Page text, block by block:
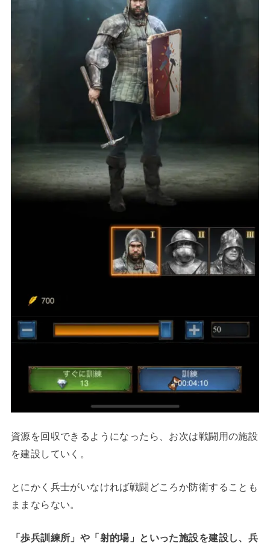
資源を回収できるようになったら、お次は戦闘用の施設
を建設していく。
とにかく兵士がいなければ戦闘どころか防衛することも
ままならない。
「歩兵訓練所」や「射的場」といった施設を建設し、兵